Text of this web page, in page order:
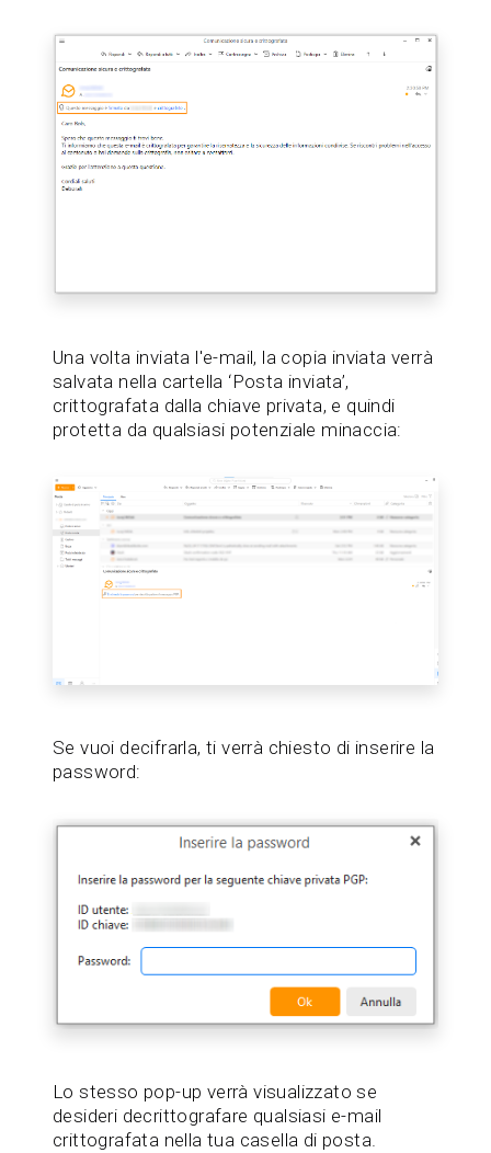
Una volta inviata l'e-mail, la copia inviata verrà
salvata nella cartella ‘Posta inviata’,
crittografata dalla chiave privata, e quindi
protetta da qualsiasi potenziale minaccia:
Se vuoi decifrarla, ti verrà chiesto di inserire la
password:
Lo stesso pop-up verrà visualizzato se
desideri decrittografare qualsiasi e-mail
crittografata nella tua casella di posta.